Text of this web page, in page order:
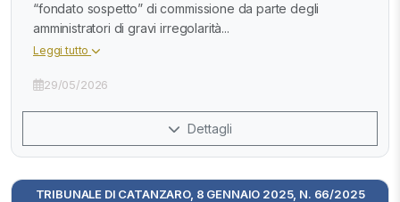
“fondato sospetto” di commissione da parte degli
amministratori di gravi irregolarità...
Leggi tutto
29/05/2026
Dettagli
TRIBUNALE DI CATANZARO, 8 GENNAIO 2025, N. 66/2025